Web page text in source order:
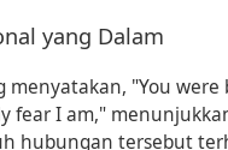
yang Dalam
menyatakan, "You were
fear I am,"
hubungan tersebut